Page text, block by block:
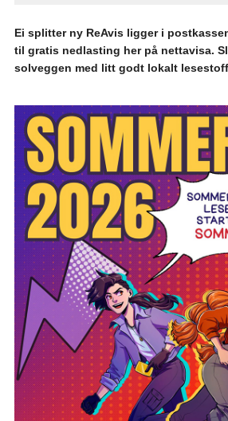
Ei splitter ny ReAvis ligger i
til gratis nedlasting her på nettavisa.
solveggen med litt godt lokalt